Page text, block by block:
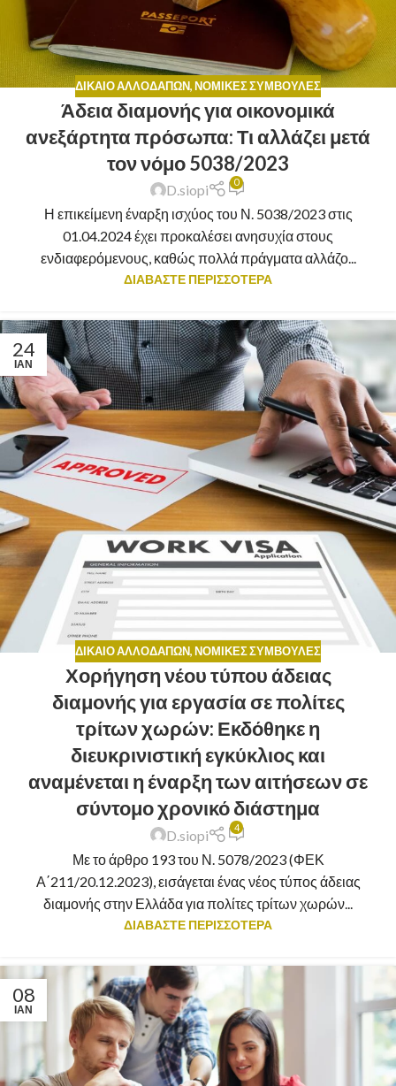
ΔΊΚΑΙΟ ΑΛΛΟΔΑΠΏΝ,ΝΟΜΙΚΈΣ ΣΥΜΒΟΥΛΈΣ
Άδεια διαμονής για οικονομικά
ανεξάρτητα πρόσωπα: Τι αλλάζει μετά
τον νόμο 5038/2023
D.siopi 0
Η επικείμενη έναρξη ισχύος του Ν. 5038/2023 στις
01.04.2024 έχει προκαλέσει ανησυχία στους
ενδιαφερόμενους, καθώς πολλά πράγματα αλλάζο...
ΔΙΑΒΑΣΤΕ ΠΕΡΙΣΣΟΤΕΡΑ
24
ΙΑΝ
ΔΊΚΑΙΟ ΑΛΛΟΔΑΠΏΝ,ΝΟΜΙΚΈΣ ΣΥΜΒΟΥΛΈΣ
Χορήγηση νέου τύπου άδειας
διαμονής για εργασία σε πολίτες
τρίτων χωρών: Εκδόθηκε η
διευκρινιστική εγκύκλιος και
αναμένεται η έναρξη των αιτήσεων σε
σύντομο χρονικό διάστημα
D.siopi 4
Με το άρθρο 193 του Ν. 5078/2023 (ΦΕΚ
Α΄211/20.12.2023), εισάγεται ένας νέος τύπος άδειας
διαμονής στην Ελλάδα για πολίτες τρίτων χωρών...
ΔΙΑΒΑΣΤΕ ΠΕΡΙΣΣΟΤΕΡΑ
08
ΙΑΝ